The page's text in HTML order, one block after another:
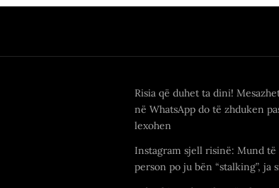
Risia që duhet ta dini!
në WhatsApp do të zhduken
lexohen
Instagram sjell risinë: Mund
person po ju bën “stalking”, ja